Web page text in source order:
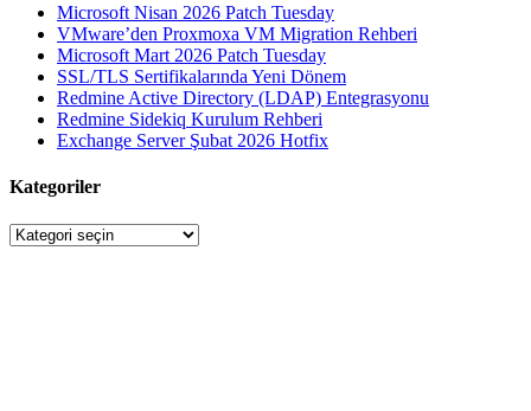
Microsoft Nisan 2026 Patch Tuesday
VMware’den Proxmoxa VM Migration Rehberi
Microsoft Mart 2026 Patch Tuesday
SSL/TLS Sertifikalarında Yeni Dönem
Redmine Active Directory (LDAP) Entegrasyonu
Redmine Sidekiq Kurulum Rehberi
Exchange Server Şubat 2026 Hotfix
Kategoriler
Kategoriler